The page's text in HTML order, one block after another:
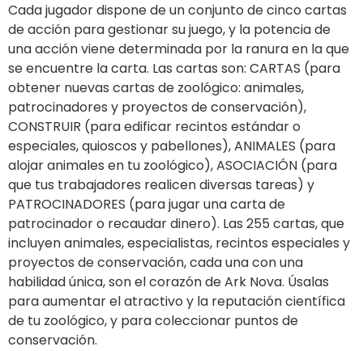
Cada jugador dispone de un conjunto de cinco cartas
de acción para gestionar su juego, y la potencia de
una acción viene determinada por la ranura en la que
se encuentre la carta. Las cartas son: CARTAS (para
obtener nuevas cartas de zoológico: animales,
patrocinadores y proyectos de conservación),
CONSTRUIR (para edificar recintos estándar o
especiales, quioscos y pabellones), ANIMALES (para
alojar animales en tu zoológico), ASOCIACIÓN (para
que tus trabajadores realicen diversas tareas) y
PATROCINADORES (para jugar una carta de
patrocinador o recaudar dinero). Las 255 cartas, que
incluyen animales, especialistas, recintos especiales y
proyectos de conservación, cada una con una
habilidad única, son el corazón de Ark Nova. Úsalas
para aumentar el atractivo y la reputación científica
de tu zoológico, y para coleccionar puntos de
conservación.